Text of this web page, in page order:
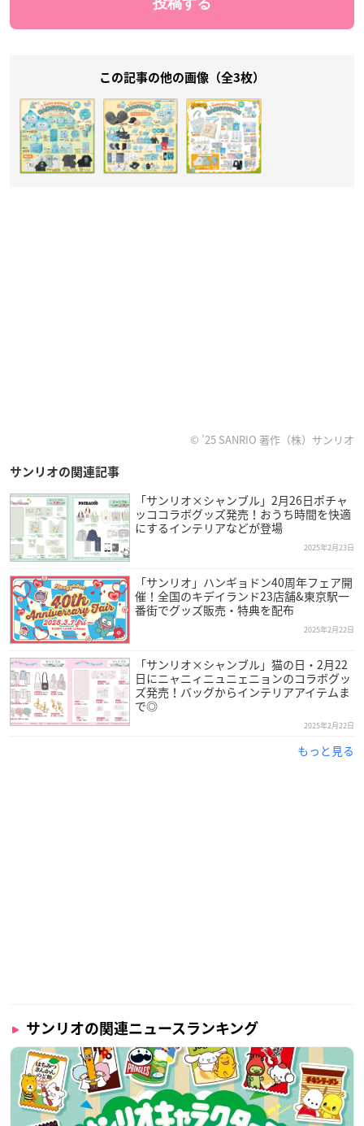
この記事の他の画像（全3枚）
© ’25 SANRIO 著作（株）サンリオ
サンリオの関連記事
「サンリオ×シャンブル」2月26日ポチャ
ッココラボグッズ発売！おうち時間を快適
にするインテリアなどが登場
2025年2月23日
「サンリオ」ハンギョドン40周年フェア開
催！全国のキデイランド23店舗&東京駅一
番街でグッズ販売・特典を配布
2025年2月22日
「サンリオ×シャンブル」猫の日・2月22
日にニャニィニュニェニョンのコラボグッ
ズ発売！バッグからインテリアアイテムま
で◎
2025年2月22日
もっと見る
サンリオの関連ニュースランキング